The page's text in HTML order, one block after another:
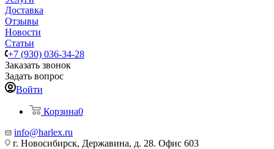
Доставка
Отзывы
Новости
Статьи
+7 (930) 036-34-28
Заказать звонок
Задать вопрос
Войти
Корзина0
info@harlex.ru
г. Новосибирск, Державина, д. 28. Офис 603